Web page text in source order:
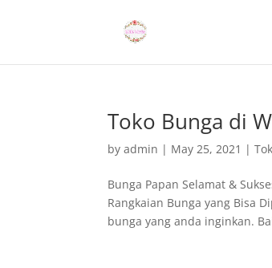
Toko Bunga di
byadmin | May 25, 2021 |
Bunga Papan Selamat &
Rangkaian Bunga yang Bisa
bunga yang anda inginkan.